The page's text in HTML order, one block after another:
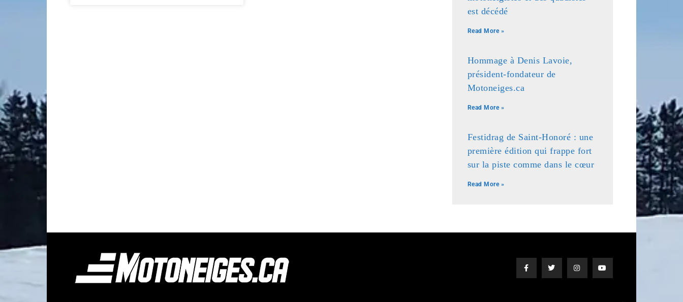
est décédé
Read More »
Hommage à Denis Lavoie,
président-fondateur de
Motoneiges.ca
Read More »
Festidrag de Saint-Honoré : une
première édition qui frappe fort
sur la piste comme dans le cœur
Read More »